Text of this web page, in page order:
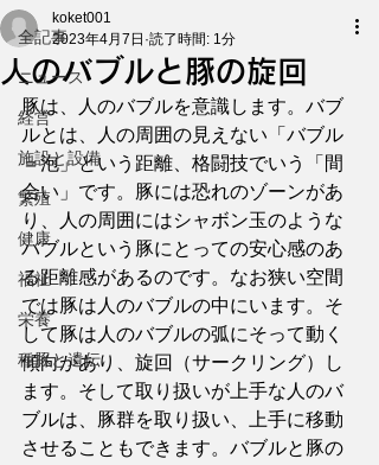
全記事
ニュース
経営
施設と設備
繁殖
健康
福祉
栄養
種豚と遺伝
人のバブルと豚の旋回
koket001
2023年4月7日 読了時間: 1分
豚は、人のバブルを意識します。バブ
ルとは、人の周囲の見えない「バブル
＝泡」という距離、格闘技でいう「間
合い」です。豚には恐れのゾーンがあ
り、人の周囲にはシャボン玉のような
バブルという豚にとっての安心感のあ
る距離感があるのです。なお狭い空間
では豚は人のバブルの中にいます。そ
して豚は人のバブルの弧にそって動く
傾向があり、旋回（サークリング）し
ます。そして取り扱いが上手な人のバ
ブルは、豚群を取り扱い、上手に移動
させることもできます。バブルと豚の